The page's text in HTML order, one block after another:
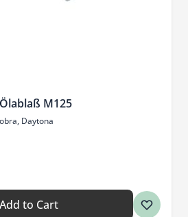
M125
Daytona
Add to Cart